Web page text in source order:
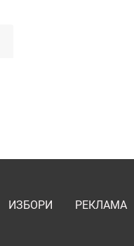
ИЗБОРИ РЕКЛАМА